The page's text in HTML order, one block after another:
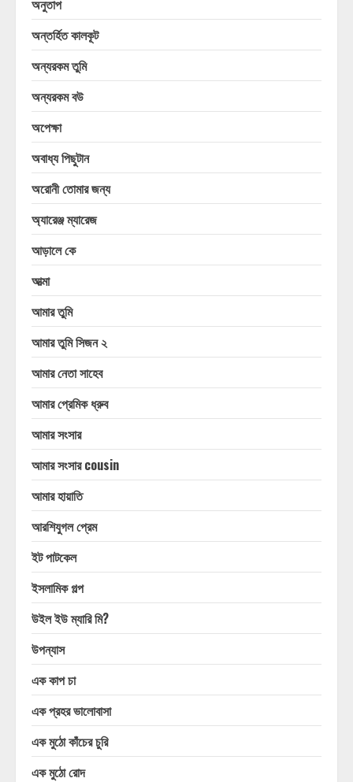
অনুতাপ
অন্তর্হিত কালকূট
অন্যরকম তুমি
অন্যরকম বউ
অপেক্ষা
অবাধ্য পিছুটান
অরোনী তোমার জন্য
অ্যারেঞ্জ ম্যারেজ
আড়ালে কে
আত্মা
আমার তুমি
আমার তুমি সিজন ২
আমার নেতা সাহেব
আমার প্রেমিক ধ্রুব
আমার সংসার
আমার সংসার cousin
আমার হায়াতি
আরশিযুগল প্রেম
ইট পাটকেল
ইসলামিক গল্প
উইল ইউ ম্যারি মি?
উপন্যাস
এক কাপ চা
এক প্রহর ভালোবাসা
এক মুঠো কাঁচের চুরি
এক মুঠো রোদ